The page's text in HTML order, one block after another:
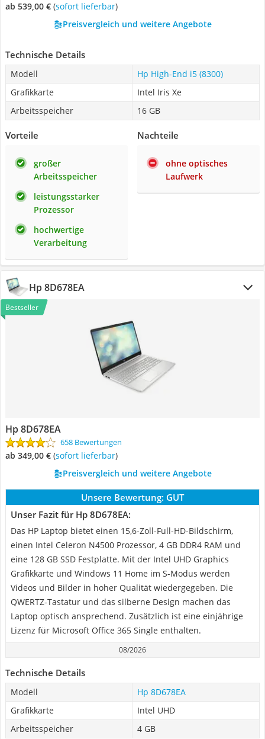
ab 539,00 € ( Sofort lieferbar)
Preisvergleich und weitere Angebote
Technische Details
Modell
Hp High-End i5 (8300)
Grafikkarte
Intel Iris Xe
Arbeitsspeicher
16 GB
Vorteile
großer
Arbeitsspeicher
leistungsstarker
Prozessor
hochwertige
Verarbeitung
Nachteile
ohne optisches
Laufwerk
Hp 8D678EA
Bestseller
Hp 8D678EA
658 Bewertungen
ab 349,00 € ( Sofort lieferbar)
Preisvergleich und weitere Angebote
Unsere Bewertung: GUT
Unser Fazit für Hp 8D678EA:
Das HP Laptop bietet einen 15,6-Zoll-Full-HD-Bildschirm,
einen Intel Celeron N4500 Prozessor, 4 GB DDR4 RAM und
eine 128 GB SSD Festplatte. Mit der Intel UHD Graphics
Grafikkarte und Windows 11 Home im S-Modus werden
Videos und Bilder in hoher Qualität wiedergegeben. Die
QWERTZ-Tastatur und das silberne Design machen das
Laptop optisch ansprechend. Zusätzlich ist eine einjährige
Lizenz für Microsoft Office 365 Single enthalten.
08/2026
Technische Details
Modell
Hp 8D678EA
Grafikkarte
Intel UHD
Arbeitsspeicher
4 GB